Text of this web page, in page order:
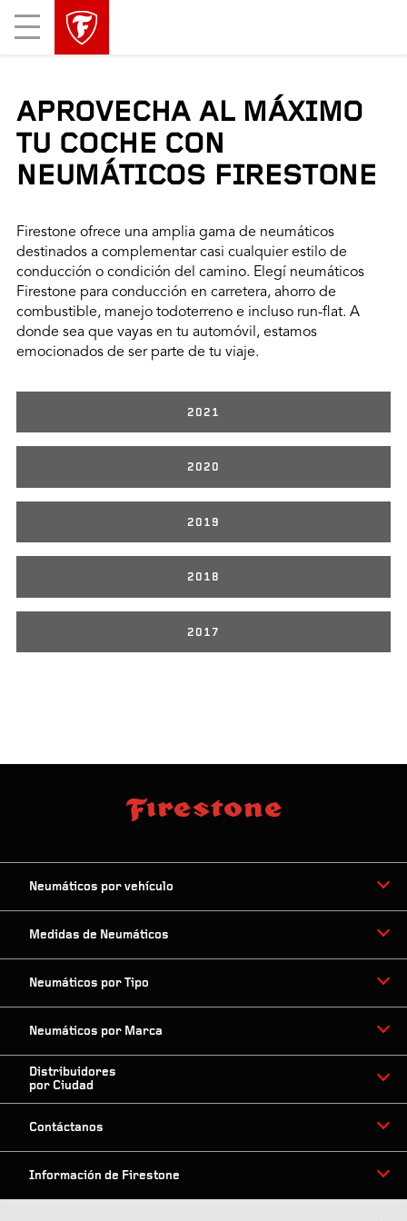
Mobile
Menu
APROVECHA AL MÁXIMO
TU COCHE CON
NEUMÁTICOS FIRESTONE
Firestone ofrece una amplia gama de neumáticos
destinados a complementar casi cualquier estilo de
conducción o condición del camino. Elegí neumáticos
Firestone para conducción en carretera, ahorro de
combustible, manejo todoterreno e incluso run-flat. A
donde sea que vayas en tu automóvil, estamos
emocionados de ser parte de tu viaje.
2021
2020
2019
2018
2017
Neumáticos por vehículo
Medidas de Neumáticos
Neumáticos por Tipo
Neumáticos por Marca
Distribuidores
por Ciudad
Contáctanos
Información de Firestone